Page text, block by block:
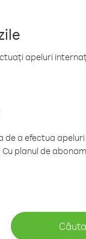
apeluri
a efectua
planul de